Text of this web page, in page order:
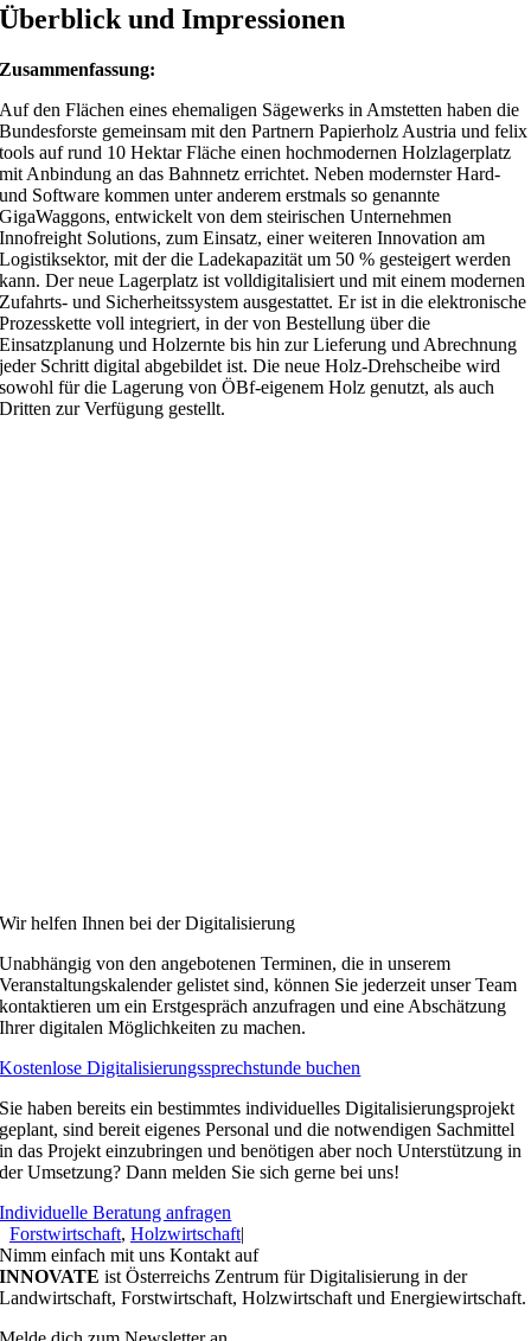
Überblick und Impressionen
Zusammenfassung:
Auf den Flächen eines ehemaligen Sägewerks in Amstetten haben die
Bundesforste gemeinsam mit den Partnern Papierholz Austria und felix
tools auf rund 10 Hektar Fläche einen hochmodernen Holzlagerplatz
mit Anbindung an das Bahnnetz errichtet. Neben modernster Hard-
und Software kommen unter anderem erstmals so genannte
GigaWaggons, entwickelt von dem steirischen Unternehmen
Innofreight Solutions, zum Einsatz, einer weiteren Innovation am
Logistiksektor, mit der die Ladekapazität um 50 % gesteigert werden
kann. Der neue Lagerplatz ist volldigitalisiert und mit einem modernen
Zufahrts- und Sicherheitssystem ausgestattet. Er ist in die elektronische
Prozesskette voll integriert, in der von Bestellung über die
Einsatzplanung und Holzernte bis hin zur Lieferung und Abrechnung
jeder Schritt digital abgebildet ist. Die neue Holz-Drehscheibe wird
sowohl für die Lagerung von ÖBf-eigenem Holz genutzt, als auch
Dritten zur Verfügung gestellt.
Wir helfen Ihnen bei der Digitalisierung
Unabhängig von den angebotenen Terminen, die in unserem
Veranstaltungskalender gelistet sind, können Sie jederzeit unser Team
kontaktieren um ein Erstgespräch anzufragen und eine Abschätzung
Ihrer digitalen Möglichkeiten zu machen.
Kostenlose Digitalisierungssprechstunde buchen
Sie haben bereits ein bestimmtes individuelles Digitalisierungsprojekt
geplant, sind bereit eigenes Personal und die notwendigen Sachmittel
in das Projekt einzubringen und benötigen aber noch Unterstützung in
der Umsetzung? Dann melden Sie sich gerne bei uns!
Individuelle Beratung anfragen
Forstwirtschaft, Holzwirtschaft|
Nimm einfach mit uns Kontakt auf
INNOVATEist Österreichs Zentrum für Digitalisierung in der
Landwirtschaft, Forstwirtschaft, Holzwirtschaft und Energiewirtschaft.